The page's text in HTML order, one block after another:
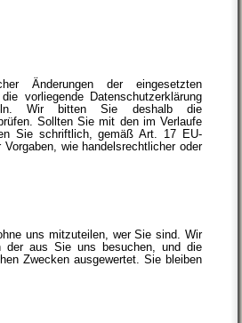
Änderungen der eingesetzten
vorliegende Datenschutzerklärung
Wir bitten Sie deshalb die
Sollten Sie mit den im Verlaufe
Sie schriftlich, gemäß Art. 17 EU-
wie handelsrechtlicher oder
uns mitzuteilen, wer Sie sind. Wir
der aus Sie uns besuchen, und die
Zwecken ausgewertet. Sie bleiben